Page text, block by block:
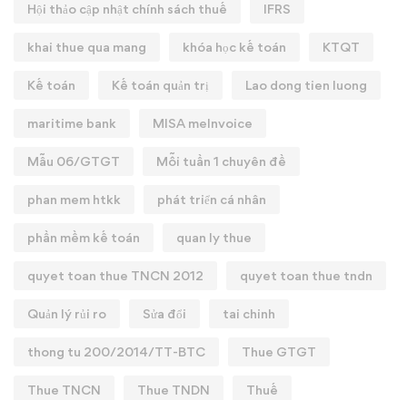
Hội thảo cập nhật chính sách thuế IFRS
khai thue qua mang khóa học kế toán KTQT
Kế toán Kế toán quản trị Lao dong tien luong
maritime bank MISA meInvoice
Mẫu 06/GTGT Mỗi tuần 1 chuyên đề
phan mem htkk phát triển cá nhân
phần mềm kế toán quan ly thue
quyet toan thue TNCN 2012 quyet toan thue tndn
Quản lý rủi ro Sửa đổi tai chinh
thong tu 200/2014/TT-BTC Thue GTGT
Thue TNCN Thue TNDN Thuế